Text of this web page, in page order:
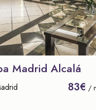
Madrid Alcalá
83€ /